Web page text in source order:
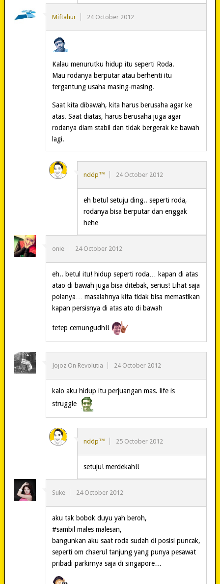
Miftahur 24 October 2012
Kalau menurutku hidup itu seperti Roda.
Mau rodanya berputar atau berhenti itu
tergantung usaha masing-masing.
Saat kita dibawah, kita harus berusaha agar ke
atas. Saat diatas, harus berusaha juga agar
rodanya diam stabil dan tidak bergerak ke bawah
lagi.
ndöp™ 24 October 2012
eh betul setuju ding.. seperti roda,
rodanya bisa berputar dan enggak
hehe
onie 24 October 2012
eh.. betul itu! hidup seperti roda… kapan di atas
atao di bawah juga bisa ditebak, serius! Lihat saja
polanya… masalahnya kita tidak bisa memastikan
kapan persisnya di atas ato di bawah
tetep cemungudh!!
Jojoz On Revolutia 24 October 2012
kalo aku hidup itu perjuangan mas. life is
struggle
ndöp™ 25 October 2012
setuju! merdekah!!
Suke 24 October 2012
aku tak bobok duyu yah beroh,
#sambil males malesan,
bangunkan aku saat roda sudah di posisi puncak,
seperti om chaerul tanjung yang punya pesawat
pribadi parkirnya saja di singapore…